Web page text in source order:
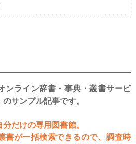
ンライン辞書・事典・叢書サービ
サンプル記事です。
だけの専用図書館。
書が一括検索できるので、調査時